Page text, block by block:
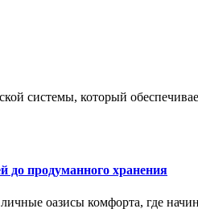
системы, который
до продуманного хранения
оазисы комфорта, где